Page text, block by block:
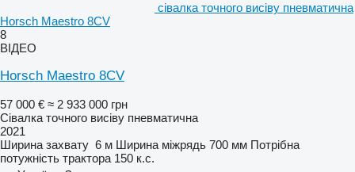
сівалка точного висіву пневматична
Horsch Maestro 8CV
8
ВІДЕО
Horsch Maestro 8CV
57 000 € ≈ 2 933 000 грн
Сівалка точного висіву пневматична
2021
Ширина захвату 6 м Ширина міжрядь 700 мм Потрібна
потужність трактора 150 к.с.